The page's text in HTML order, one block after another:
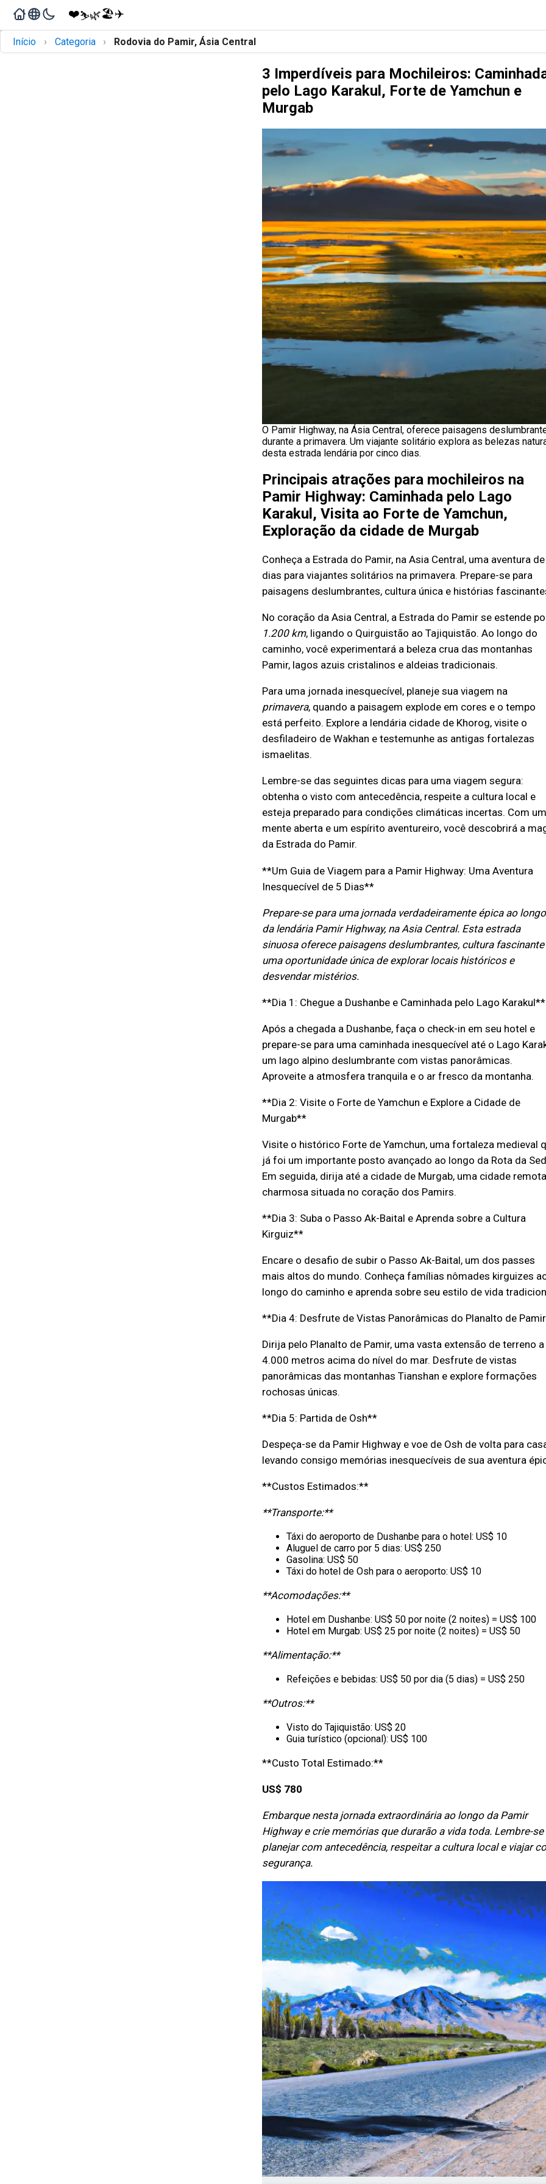
❤️⛷️🌿🏖️✈️
Início › Categoria › Rodovia do Pamir, Ásia Central
3 Imperdíveis para Mochileiros:
pelo Lago Karakul, Forte de Yamchun e
Murgab
O Pamir Highway, na Ásia Central, oferece paisagens
durante a primavera. Um viajante solitário explora as belezas
desta estrada lendária por cinco dias.
Principais atrações para mochileiros na
Pamir Highway: Caminhada pelo Lago
Karakul, Visita ao Forte de Yamchun,
Exploração da cidade de Murgab
Conheça a Estrada do Pamir, na Asia Central, uma aventura
dias para viajantes solitários na primavera. Prepare-se para
paisagens deslumbrantes, cultura única e histórias
No coração da Asia Central, a Estrada do Pamir se estende
1.200 km, ligando o Quirguistão ao Tajiquistão. Ao longo do
caminho, você experimentará a beleza crua das montanhas
Pamir, lagos azuis cristalinos e aldeias tradicionais.
Para uma jornada inesquecível, planeje sua viagem na
primavera, quando a paisagem explode em cores e o tempo
está perfeito. Explore a lendária cidade de Khorog, visite o
desfiladeiro de Wakhan e testemunhe as antigas fortalezas
ismaelitas.
Lembre-se das seguintes dicas para uma viagem segura:
obtenha o visto com antecedência, respeite a cultura local e
esteja preparado para condições climáticas incertas. Com
mente aberta e um espírito aventureiro, você descobrirá a
da Estrada do Pamir.
**Um Guia de Viagem para a Pamir Highway: Uma Aventura
Inesquecível de 5 Dias**
Prepare-se para uma jornada verdadeiramente épica ao longo
da lendária Pamir Highway, na Asia Central. Esta estrada
sinuosa oferece paisagens deslumbrantes, cultura fascinante
uma oportunidade única de explorar locais históricos e
desvendar mistérios.
**Dia 1: Chegue a Dushanbe e Caminhada pelo Lago Karakul**
Após a chegada a Dushanbe, faça o check-in em seu hotel e
prepare-se para uma caminhada inesquecível até o Lago
um lago alpino deslumbrante com vistas panorâmicas.
Aproveite a atmosfera tranquila e o ar fresco da montanha.
**Dia 2: Visite o Forte de Yamchun e Explore a Cidade de
Murgab**
Visite o histórico Forte de Yamchun, uma fortaleza medieval
já foi um importante posto avançado ao longo da Rota da
Em seguida, dirija até a cidade de Murgab, uma cidade
charmosa situada no coração dos Pamirs.
**Dia 3: Suba o Passo Ak-Baital e Aprenda sobre a Cultura
Kirguiz**
Encare o desafio de subir o Passo Ak-Baital, um dos passes
mais altos do mundo. Conheça famílias nômades kirguizes
longo do caminho e aprenda sobre seu estilo de vida
**Dia 4: Desfrute de Vistas Panorâmicas do Planalto de
Dirija pelo Planalto de Pamir, uma vasta extensão de terreno a
4.000 metros acima do nível do mar. Desfrute de vistas
panorâmicas das montanhas Tianshan e explore formações
rochosas únicas.
**Dia 5: Partida de Osh**
Despeça-se da Pamir Highway e voe de Osh de volta para
levando consigo memórias inesquecíveis de sua aventura
**Custos Estimados:**
**Transporte:**
Táxi do aeroporto de Dushanbe para o hotel: US$ 10
Aluguel de carro por 5 dias: US$ 250
Gasolina: US$ 50
Táxi do hotel de Osh para o aeroporto: US$ 10
**Acomodações:**
Hotel em Dushanbe: US$ 50 por noite (2 noites) = US$ 100
Hotel em Murgab: US$ 25 por noite (2 noites) = US$ 50
**Alimentação:**
Refeições e bebidas: US$ 50 por dia (5 dias) = US$ 250
**Outros:**
Visto do Tajiquistão: US$ 20
Guia turístico (opcional): US$ 100
**Custo Total Estimado:**
US$ 780
Embarque nesta jornada extraordinária ao longo da Pamir
Highway e crie memórias que durarão a vida toda. Lembre-se
planejar com antecedência, respeitar a cultura local e viajar
segurança.